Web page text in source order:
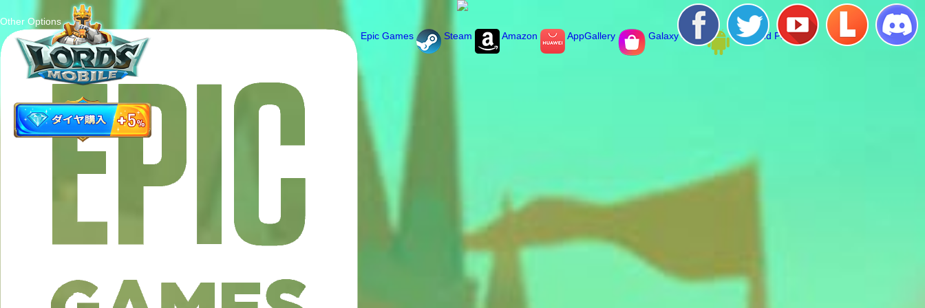
Other Options
Epic Games
Steam Amazon AppGallery Galaxy Store Diamond Pack